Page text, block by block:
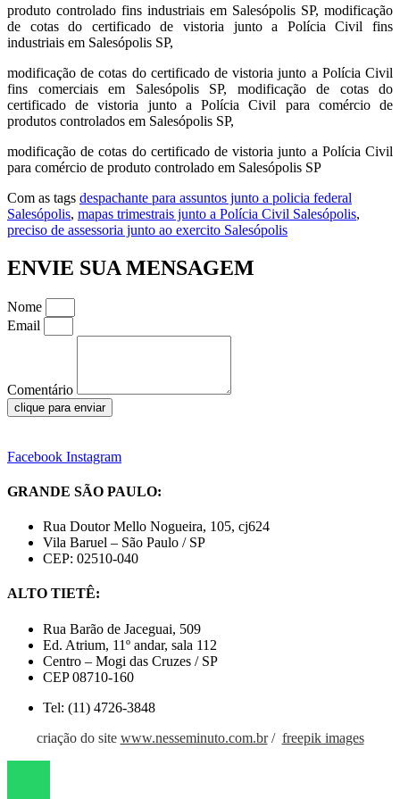
produto controlado fins industriais em Salesópolis SP, modificação
de cotas do certificado de vistoria junto a Polícia Civil fins
industriais em Salesópolis SP,
modificação de cotas do certificado de vistoria junto a Polícia Civil
fins comerciais em Salesópolis SP, modificação de cotas do
certificado de vistoria junto a Polícia Civil para comércio de
produtos controlados em Salesópolis SP,
modificação de cotas do certificado de vistoria junto a Polícia Civil
para comércio de produto controlado em Salesópolis SP
Com as tags despachante para assuntos junto a policia federal
Salesópolis, mapas trimestrais junto a Polícia Civil Salesópolis,
preciso de assessoria junto ao exercito Salesópolis
ENVIE SUA MENSAGEM
Nome
Email
Comentário
clique para enviar
Facebook Instagram
GRANDE SÃO PAULO:
Rua Doutor Mello Nogueira, 105, cj624
Vila Baruel – São Paulo / SP
CEP: 02510-040
ALTO TIETÊ:
Rua Barão de Jaceguai, 509
Ed. Atrium, 11º andar, sala 112
Centro – Mogi das Cruzes / SP
CEP 08710-160
Tel: (11) 4726-3848
criação do site www.nesseminuto.com.br/ freepik images